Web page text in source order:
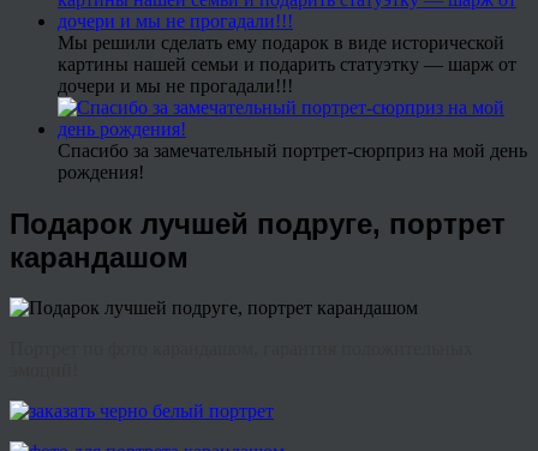
Мы решили сделать ему подарок в виде исторической
картины нашей семьи и подарить статуэтку — шарж от
дочери и мы не прогадали!!!
Спасибо за замечательный портрет-сюрприз на мой день
рождения!
Подарок лучшей подруге, портрет
карандашом